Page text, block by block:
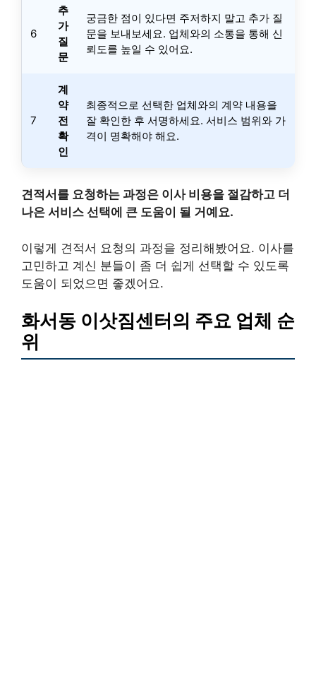
6
추
가
질
문
궁금한 점이 있다면 주저하지 말고 추가 질
문을 보내보세요. 업체와의 소통을 통해 신
뢰도를 높일 수 있어요.
7
계
약
전
확
인
최종적으로 선택한 업체와의 계약 내용을
잘 확인한 후 서명하세요. 서비스 범위와 가
격이 명확해야 해요.
견적서를 요청하는 과정은 이사 비용을 절감하고 더
나은 서비스 선택에 큰 도움이 될 거예요.
이렇게 견적서 요청의 과정을 정리해봤어요. 이사를
고민하고 계신 분들이 좀 더 쉽게 선택할 수 있도록
도움이 되었으면 좋겠어요.
화서동 이삿짐센터의 주요 업체 순
위